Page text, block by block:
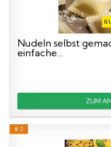
Nudeln selbst
einfache...
ZUM
# 2